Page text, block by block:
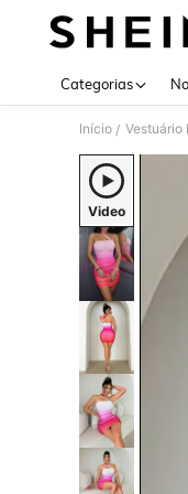
Categorias
Início / Vestuário
Video